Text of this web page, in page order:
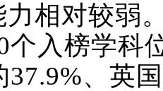
相对较弱
个入榜学科
37.9%、英